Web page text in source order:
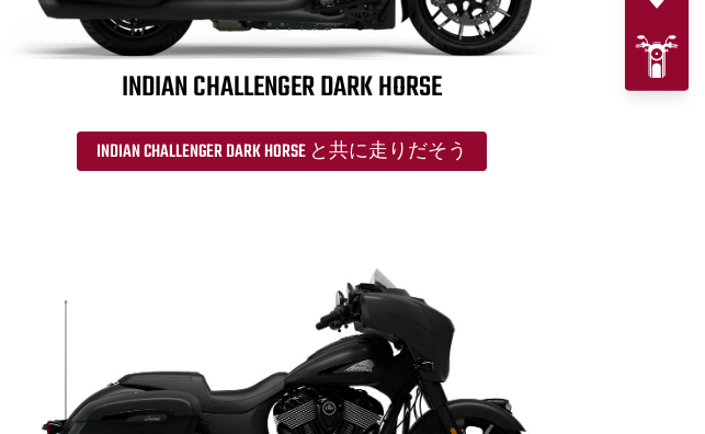
INDIAN CHALLENGER DARK HORSE
INDIAN CHALLENGER DARK HORSE と共に走りだそう